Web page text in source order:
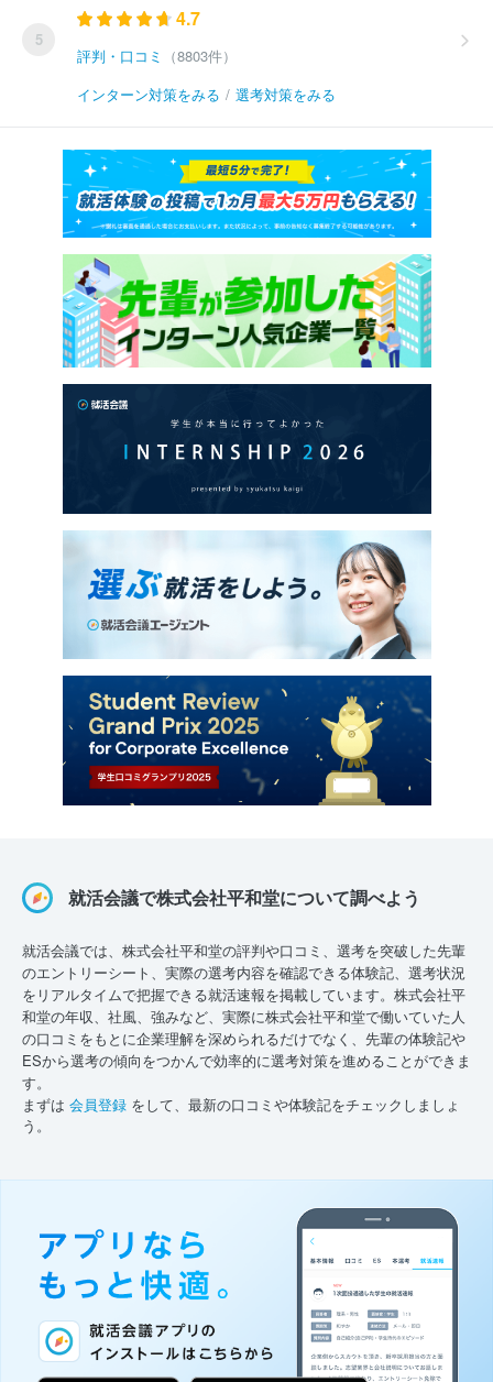
5
4.7
評判・口コミ
（8803件）
インターン対策をみる / 選考対策をみる
就活会議で株式会社平和堂について調べよう
就活会議では、株式会社平和堂の評判や口コミ、選考を突破した先輩
のエントリーシート、実際の選考内容を確認できる体験記、選考状況
をリアルタイムで把握できる就活速報を掲載しています。株式会社平
和堂の年収、社風、強みなど、実際に株式会社平和堂で働いていた人
の口コミをもとに企業理解を深められるだけでなく、先輩の体験記や
ESから選考の傾向をつかんで効率的に選考対策を進めることができま
す。
まずは 会員登録 をして、最新の口コミや体験記をチェックしましょ
う。